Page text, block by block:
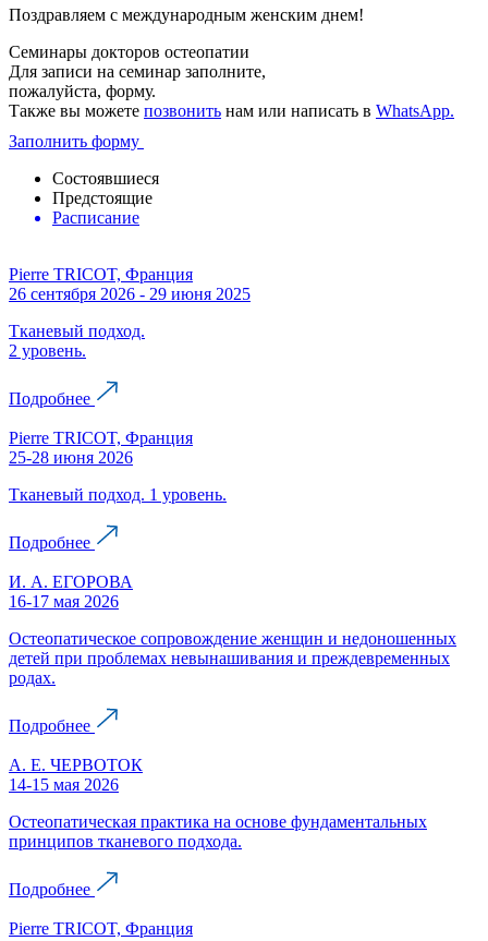
Поздравляем с международным женским днем!
Семинары докторов остеопатии
Для записи на семинар заполните,
пожалуйста, форму.
Также вы можете позвонить нам или написать в WhatsApp.
Заполнить форму
Состоявшиеся
Предстоящие
Расписание
Pierre TRICOT, Франция
26 сентября 2026 - 29 июня 2025
Тканевый подход.
2 уровень.
Подробнее
Pierre TRICOT, Франция
25-28 июня 2026
Тканевый подход. 1 уровень.
Подробнее
И. А. ЕГОРОВА
16-17 мая 2026
Остеопатическое сопровождение женщин и недоношенных
детей при проблемах невынашивания и преждевременных
родах.
Подробнее
А. Е. ЧЕРВОТОК
14-15 мая 2026
Остеопатическая практика на основе фундаментальных
принципов тканевого подхода.
Подробнее
Pierre TRICOT, Франция